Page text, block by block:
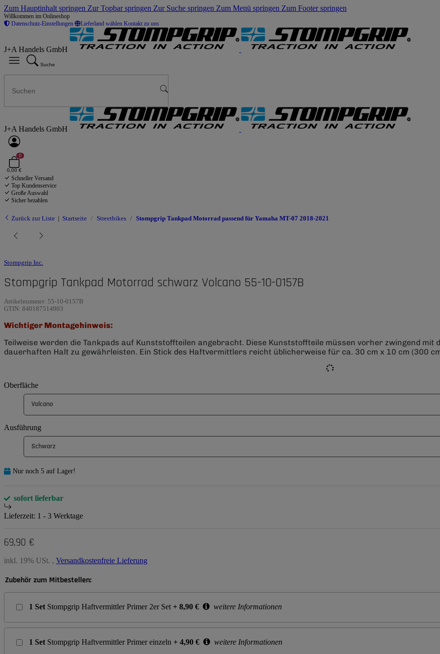
Zum Hauptinhalt springen Zur Topbar springen Zur Suche springen Zum Menü springen Zum Footer springen
Willkommen im Onlineshop
Datenschutz-Einstellungen
Lieferland wählen Kontakt zu uns
J+A Handels GmbH
Suche
J+A Handels GmbH
0
0,00 €
Schneller Versand
Top Kundenservice
Große Auswahl
Sicher bezahlen
Zurück zur Liste Startseite Streetbikes Stompgrip Tankpad Motorrad passend für Yamaha MT-07 2018-2021
Stompgrip Inc.
Stompgrip Tankpad Motorrad schwarz Volcano 55-10-0157B
Artikelnummer: 55-10-0157B
GTIN: 840187514903
Wichtiger Montagehinweis:
Teilweise werden die Tankpads auf Kunststoffteilen angebracht. Diese Kunststoffteile müssen vorher zwingend
dauerhaften Halt zu gewährleisten. Ein Stick des Haftvermittlers reicht üblicherweise für ca. 30 cm x 10 cm (300
Oberfläche
Volcano
Ausführung
Schwarz
Nur noch 5 auf Lager!
sofort lieferbar
Lieferzeit: 1 - 3 Werktage
69,90 €
inkl. 19% USt. , Versandkostenfreie Lieferung
Zubehör zum Mitbestellen:
1 Set Stompgrip Haftvermittler Primer 2er Set + 8,90 € weitere Informationen
1 Set Stompgrip Haftvermittler Primer einzeln + 4,90 € weitere Informationen